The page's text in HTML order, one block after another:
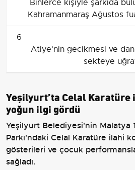
Binlerce kişiyle şarkıda
Kahramanmaraş Ağustos
6
Atiye'nin gecikmesi ve
sekteye
Yeşilyurt’ta Celal
yoğun ilgi gördü
Yeşilyurt Belediyesi'nin Malatya
Parkı'ndaki Celal Karatüre ilahi
gösterileri ve çocuk
sağladı.